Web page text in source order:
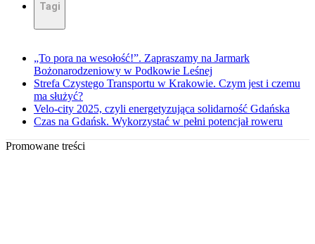
Tagi
„To pora na wesołość!”. Zapraszamy na Jarmark
Bożonarodzeniowy w Podkowie Leśnej
Strefa Czystego Transportu w Krakowie. Czym jest i czemu
ma służyć?
Velo-city 2025, czyli energetyzująca solidarność Gdańska
Czas na Gdańsk. Wykorzystać w pełni potencjał roweru
Promowane treści